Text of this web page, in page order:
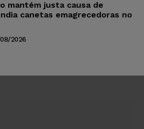
mantém justa causa de
canetas emagrecedoras no
2026